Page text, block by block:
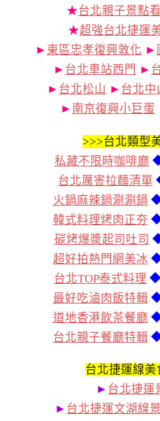
★台北親子景點
★超強台北捷運
► 東區忠孝復興敦化 ►
► 台北車站西門 ►
► 台北松山 ► 台北中
► 南京復興小巨蛋
>>>台北類型
私藏不限時咖啡廳
台北厲害拉麵清單
火鍋麻辣鍋涮涮鍋
韓式料理烤肉正夯
碳烤爆漿起司吐司
超好拍熱門網美冰
台北TOP泰式料理 ◆
最好吃滷肉飯特輯
道地香港飲茶餐廳
台北親子餐廳特輯
台北捷運線
► 台北捷運
► 台北捷運文湖線